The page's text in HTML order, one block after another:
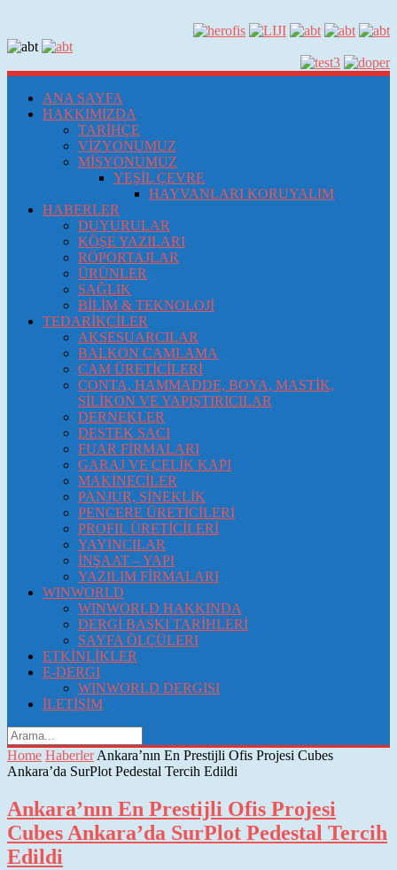
ANA SAYFA
HAKKIMIZDA
TARİHÇE
VİZYONUMUZ
MİSYONUMUZ
YEŞİL ÇEVRE
HAYVANLARI KORUYALIM
HABERLER
DUYURULAR
KÖŞE YAZILARI
RÖPORTAJLAR
ÜRÜNLER
SAĞLIK
BİLİM & TEKNOLOJİ
TEDARİKÇİLER
AKSESUARCILAR
BALKON CAMLAMA
CAM ÜRETİCİLERİ
CONTA, HAMMADDE, BOYA, MASTİK,
SİLİKON VE YAPIŞTIRICILAR
DERNEKLER
DESTEK SACI
FUAR FİRMALARI
GARAJ VE ÇELİK KAPI
MAKİNECİLER
PANJUR, SİNEKLİK
PENCERE ÜRETİCİLERİ
PROFIL ÜRETİCİLERİ
YAYINCILAR
İNŞAAT – YAPI
YAZILIM FİRMALARI
WINWORLD
WINWORLD HAKKINDA
DERGİ BASKI TARİHLERİ
SAYFA ÖLÇÜLERI
ETKİNLİKLER
E-DERGI
WINWORLD DERGISI
İLETİŞİM
Home Haberler Ankara’nın En Prestijli Ofis Projesi Cubes
Ankara’da SurPlot Pedestal Tercih Edildi
Ankara’nın En Prestijli Ofis Projesi
Cubes Ankara’da SurPlot Pedestal Tercih
Edildi